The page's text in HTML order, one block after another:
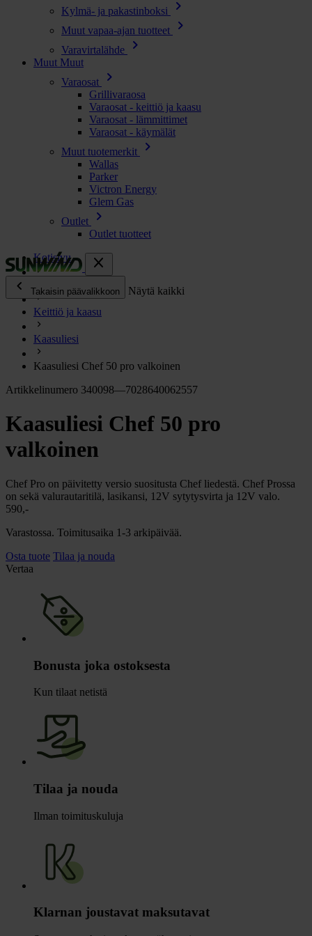
Kylmä- ja pakastinboksi chevron_right
Muut vapaa-ajan tuotteet chevron_right
Varavirtalähde chevron_right
Muut Muut
Varaosat
chevron_right
Grillivaraosa
Varaosat - keittiö ja kaasu
Varaosat - lämmittimet
Varaosat - käymälät
Muut tuotemerkit
chevron_right
Wallas
Parker
Victron Energy
Glem Gas
Outlet
chevron_right
Outlet tuotteet
close
chevron_left
Takaisin päävalikkoon Näytä kaikki
Energia chevron_right
Keittiö ja kaasu
Lämpö chevron_right
Vesi chevron_right
Käymälä
Piha ja Puutarha chevron_right
Muut chevron_right
Kotisivu
Keittiö ja kaasu
Kaasuliesi
Kaasuliesi Chef 50 pro valkoinen
Artikkelinumero 340098—7028640062557
Kaasuliesi Chef 50 pro
valkoinen
Chef Pro on päivitetty versio suositusta Chef liedestä. Chef Prossa
on sekä valurautaritilä, lasikansi, 12V sytytysvirta ja 12V valo.
590,-
Varastossa. Toimitusaika 1-3 arkipäivää.
Osta tuote Tilaa ja nouda
Vertaa
Bonusta joka ostoksesta
Kun tilaat netistä
Tilaa ja nouda
Ilman toimituskuluja
Klarnan joustavat maksutavat